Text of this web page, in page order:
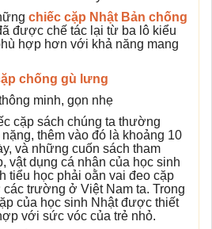
chiếc cặp Nhật Bản chống
được chế tác lại từ ba lô kiểu
hợp hơn với khả năng mang
chống gù lưng
minh, gọn nhẹ
cặp sách chúng ta thường
thêm vào đó là khoảng 10
và những cuốn sách tham
vật dụng cá nhân của học sinh
tiểu học phải oằn vai đeo cặp
trường ở Việt Nam ta. Trong
của học sinh Nhật được thiết
với sức vóc của trẻ nhỏ.